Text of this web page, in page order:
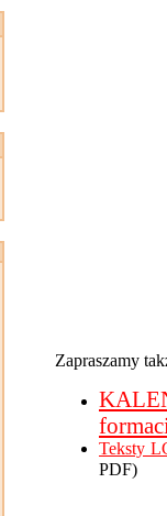
Zapraszamy
Teksty
PDF)